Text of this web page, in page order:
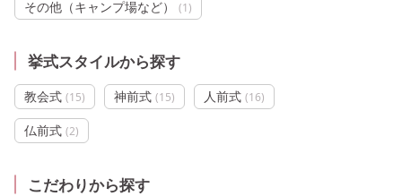
その他（キャンプ場など） (1)
挙式スタイルから探す
教会式 (15) 神前式 (15) 人前式 (16)
仏前式 (2)
こだわりから探す